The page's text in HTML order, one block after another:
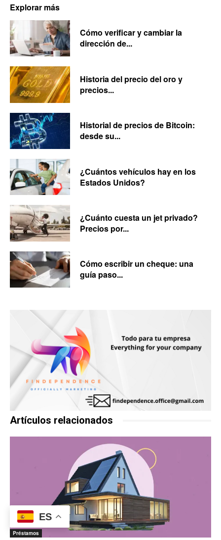
Explorar más
Cómo verificar y cambiar la
dirección de...
Historia del precio del oro y
precios...
Historial de precios de Bitcoin:
desde su...
¿Cuántos vehículos hay en los
Estados Unidos?
¿Cuánto cuesta un jet privado?
Precios por...
Cómo escribir un cheque: una
guía paso...
Artículos relacionados
Préstamos
ES